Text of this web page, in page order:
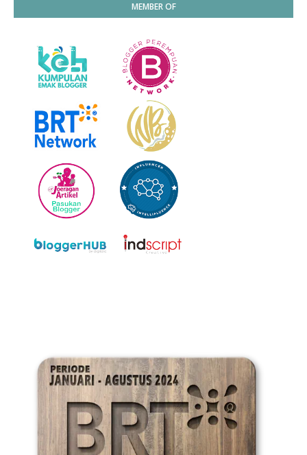
MEMBER OF